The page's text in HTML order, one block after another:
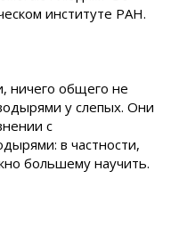
институте РАН.
ничего общего не
у слепых. Они
с
в частности,
большему научить.